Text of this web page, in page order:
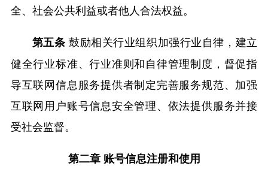
全、社会公共利益或者他人合法权益。
第五条 鼓励相关行业组织加强行业自律，建立
健全行业标准、行业准则和自律管理制度，督促指
导互联网信息服务提供者制定完善服务规范、加强
互联网用户账号信息安全管理、依法提供服务并接
受社会监督。
第二章 账号信息注册和使用